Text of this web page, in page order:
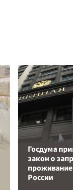
Госдума
закон о
России